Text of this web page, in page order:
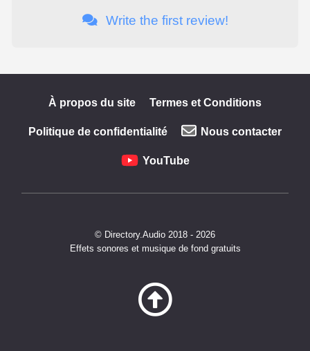
Write the first review!
À propos du site Termes et Conditions
Politique de confidentialité Nous contacter
YouTube
© Directory.Audio 2018 - 2026
Effets sonores et musique de fond gratuits